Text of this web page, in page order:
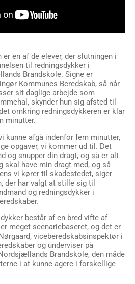
en af de elever, der slutningen i
til redningsdykker i
Brandskole. Signe er
Kommunes Beredskab, så når
sit daglige arbejde som
skynder hun sig afsted til
omkring redningsdykkeren er klar
minutter.
kunne afgå indenfor fem minutter,
opgaver, vi kommer ud til. Det
og snupper din dragt, og så er alt
skal have min dragt med, og så
vi kører til skadestedet, siger
der har valgt at stille sig til
og redningsdykker i
består af en bred vifte af
meget scenariebaseret, og det er
viceberedskabsinspektør i
og underviser på
Brandskole, den måde
i at kunne agere i forskellige